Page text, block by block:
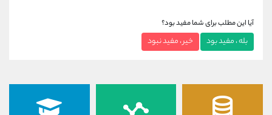
آیا این مطلب برای شما مفید بود؟
بله ، مفید بود خیر ، مفید نبود